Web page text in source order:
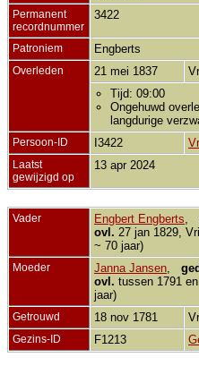
Permanent
recordnummer
3422
Patroniem Engberts
Overleden 21 mei 1837
Tijd: 09:00
Ongehuwd
langdurige
Persoon-ID I3422
Laatst
gewijzigd op
13 apr 2024
Vader Engbert Engberts
ovl. 27 jan 1829,
~ 70 jaar)
Moeder Janna Jansen
ovl. tussen 1791
jaar)
Getrouwd 18 nov 1781
Gezins-ID F1213